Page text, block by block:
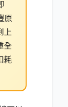
原
上
全
耗